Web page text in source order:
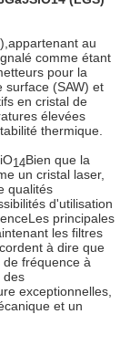
appartenant au
comme étant
pour la
surface (SAW) et
en cristal de
élevées
thermique.
14Bien que la
un cristal laser,
qualités
d'utilisation
principales
les filtres
à dire que
fréquence à
des
exceptionnelles,
et un